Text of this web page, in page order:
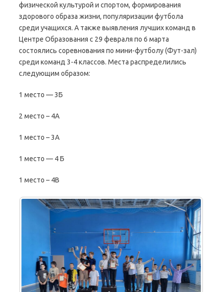
физической культурой и спортом, формирования
здорового образа жизни, популяризации футбола
среди учащихся. А также выявления лучших команд в
Центре Образования с 29 февраля по 6 марта
состоялись соревнования по мини-футболу (Фут-зал)
среди команд 3-4 классов. Места распределились
следующим образом:
1 место — 3Б
2 место – 4А
1 место – 3А
1 место — 4 Б
1 место – 4В